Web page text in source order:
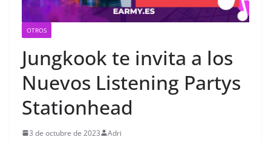
OTROS
Jungkook te invita a los
Nuevos Listening Partys
Stationhead
3 de octubre de 2023 Adri